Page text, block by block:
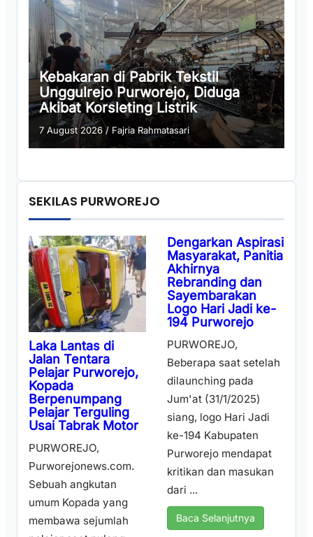
Kebakaran di Pabrik Tekstil
Unggulrejo Purworejo, Diduga
Akibat Korsleting Listrik
7 August 2026/ Fajria Rahmatasari
SEKILAS PURWOREJO
Laka Lantas di
Jalan Tentara
Pelajar Purworejo,
Kopada
Berpenumpang
Pelajar Terguling
Usai Tabrak Motor
PURWOREJO,
Purworejonews.com.
Sebuah angkutan
umum Kopada yang
membawa sejumlah
Dengarkan Aspirasi
Masyarakat, Panitia
Akhirnya
Rebranding dan
Sayembarakan
Logo Hari Jadi ke-
194 Purworejo
PURWOREJO,
Beberapa saat setelah
dilaunching pada
Jum'at (31/1/2025)
siang, logo Hari Jadi
ke-194 Kabupaten
Purworejo mendapat
kritikan dan masukan
dari ...
Baca Selanjutnya